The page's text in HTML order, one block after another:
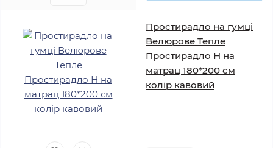
Простирадло на гумці
Велюрове Тепле
Простирадло Н на
матрац 180*200 см
колір кавовий